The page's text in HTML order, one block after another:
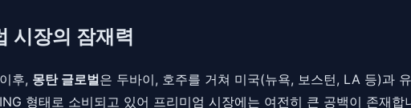
시장의 잠재력
후, 몽탄 글로벌은 두바이, 호주를 거쳐 미국(뉴욕, 보스턴, LA 등)과
형태로 소비되고 있어 프리미엄 시장에는 여전히 큰 공백이 존재